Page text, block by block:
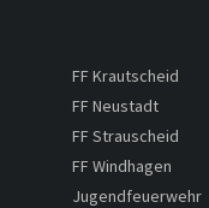
FF Krautscheid
FF Neustadt
FF Strauscheid
FF Windhagen
Jugendfeuerwehr